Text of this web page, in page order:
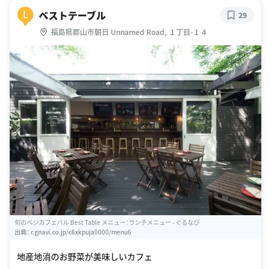
L ベストテーブル
福島県郡山市朝日 Unnamed Road, １丁目-１４
29
旬のベジカフェバル Best Table メニュー：ランチメニュー - ぐるなび
出典： r.gnavi.co.jp/c8xkpuja0000/menu6
地産地消のお野菜が美味しいカフェ